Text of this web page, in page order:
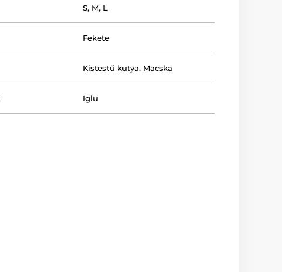
S, M, L
Fekete
Kistestű kutya, Macska
Iglu